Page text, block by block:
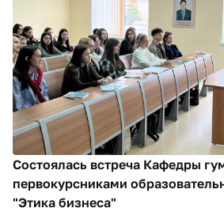
Состоялась встреча Кафедры
первокурсниками
"Этика бизнеса"